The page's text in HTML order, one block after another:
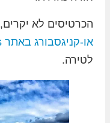
הכרטיסים לא
או-קניגסבורג באתר Tiqets
לטירה.